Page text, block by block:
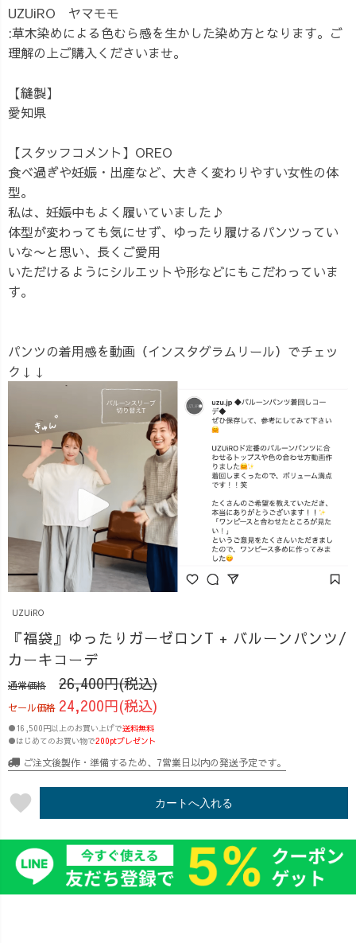
UZUiRO ヤマモモ
:草木染めによる色むら感を生かした染め方となります。ご
理解の上ご購入くださいませ。
【縫製】
愛知県
【スタッフコメント】OREO
食べ過ぎや妊娠・出産など、大きく変わりやすい女性の体
型。
私は、妊娠中もよく履いていました♪
体型が変わっても気にせず、ゆったり履けるパンツってい
いな〜と思い、長くご愛用
いただけるようにシルエットや形などにもこだわっていま
す。
パンツの着用感を動画（インスタグラムリール）でチェッ
ク↓↓
UZUiRO
『福袋』ゆったりガーゼロンT + バルーンパンツ/
カーキコーデ
通常価格 26,400円(税込)
セール価格 24,200円(税込)
●16,500円以上のお買い上げで送料無料
●はじめてのお買い物で200ptプレゼント
ご注文後製作・準備するため、7営業日以内の発送予定です。
favorite カートへ入れる